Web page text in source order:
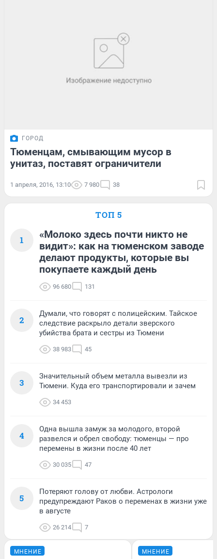
ГОРОД
Тюменцам, смывающим мусор в
унитаз, поставят ограничители
1 апреля, 2016, 13:10 7 980 38
ТОП 5
1
«Молоко здесь почти никто не
видит»: как на тюменском заводе
делают продукты, которые вы
покупаете каждый день
96 680 131
2
Думали, что говорят с полицейским. Тайское
следствие раскрыло детали зверского
убийства брата и сестры из Тюмени
38 983 45
3
Значительный объем металла вывезли из
Тюмени. Куда его транспортировали и зачем
34 453
4
Одна вышла замуж за молодого, второй
развелся и обрел свободу: тюменцы — про
перемены в жизни после 40 лет
30 035 47
5
Потеряют голову от любви. Астрологи
предупреждают Раков о переменах в жизни уже
в августе
26 214 7
МНЕНИЕ МНЕНИЕ